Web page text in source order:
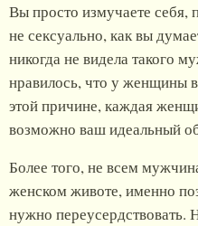
Вы просто измучаете себя,
не сексуально, как вы
никогда не видела такого
нравилось, что у женщины
этой причине, каждая
возможно ваш идеальный
Более того, не всем
женском животе, именно
нужно переусердствовать.